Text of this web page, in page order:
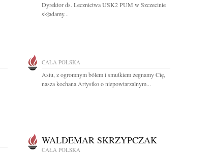
Dyrektor ds. Lecznictwa USK2 PUM w Szczecinie
składamy...
CAŁA POLSKA
Asiu, z ogromnym bólem i smutkiem żegnamy Cię,
nasza kochana Artystko o niepowtarzalnym...
WALDEMAR SKRZYPCZAK
CAŁA POLSKA